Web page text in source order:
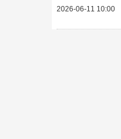
2026-06-11 10:00